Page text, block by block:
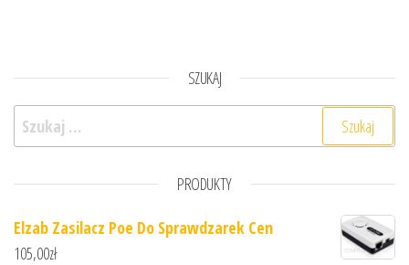
SZUKAJ
Szukaj:
PRODUKTY
Elzab Zasilacz Poe Do Sprawdzarek Cen
105,00zł